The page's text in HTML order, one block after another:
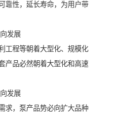
靠性，延长寿命，为用户带
发展
工程等朝着大型化、规模化
产品必然朝着大型化和高速
发展
求，泵产品势必向扩大品种